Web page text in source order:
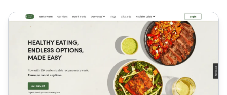
Green Chef Affiliate Programma